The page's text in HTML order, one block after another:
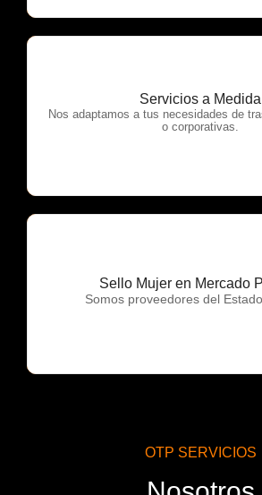
Servicios a Medida
Nos adaptamos a tus necesidades de
o corporativas.
OTP Servicios
Sello Mujer en Mercado
Somos proveedores del
OTP Servicios
OTP SERVICIOS